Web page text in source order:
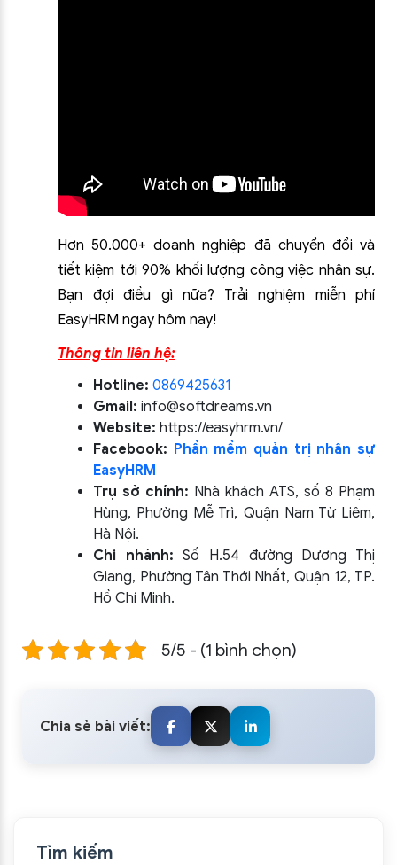
Hơn 50.000+ doanh nghiệp đã chuyển đổi và
tiết kiệm tới 90% khối lượng công việc nhân sự.
Bạn đợi điều gì nữa? Trải nghiệm miễn phí
EasyHRM ngay hôm nay!
Thông tin liên hệ:
Hotline: 0869425631
Gmail: info@softdreams.vn
Website: https://easyhrm.vn/
Facebook: Phần mềm quản trị nhân sự
EasyHRM
Trụ sở chính: Nhà khách ATS, số 8 Phạm
Hùng, Phường Mễ Trì, Quận Nam Từ Liêm,
Hà Nội.
Chi nhánh: Số H.54 đường Dương Thị
Giang, Phường Tân Thới Nhất, Quận 12, TP.
Hồ Chí Minh.
5/5 - (1 bình chọn)
Chia sẻ bài viết:
Tìm kiếm